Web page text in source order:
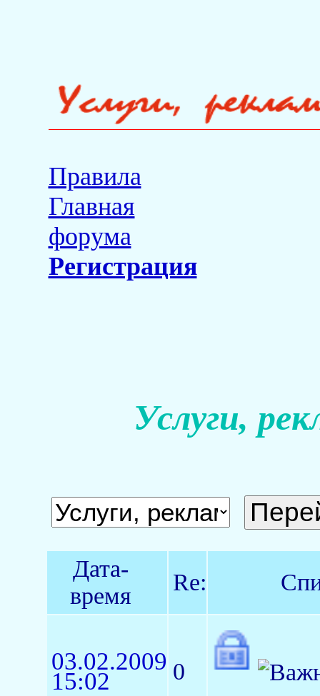
Правила
Главная
форума
Регистрация
Услуги,
Дата-
время
Re:
03.02.2009
15:02
0